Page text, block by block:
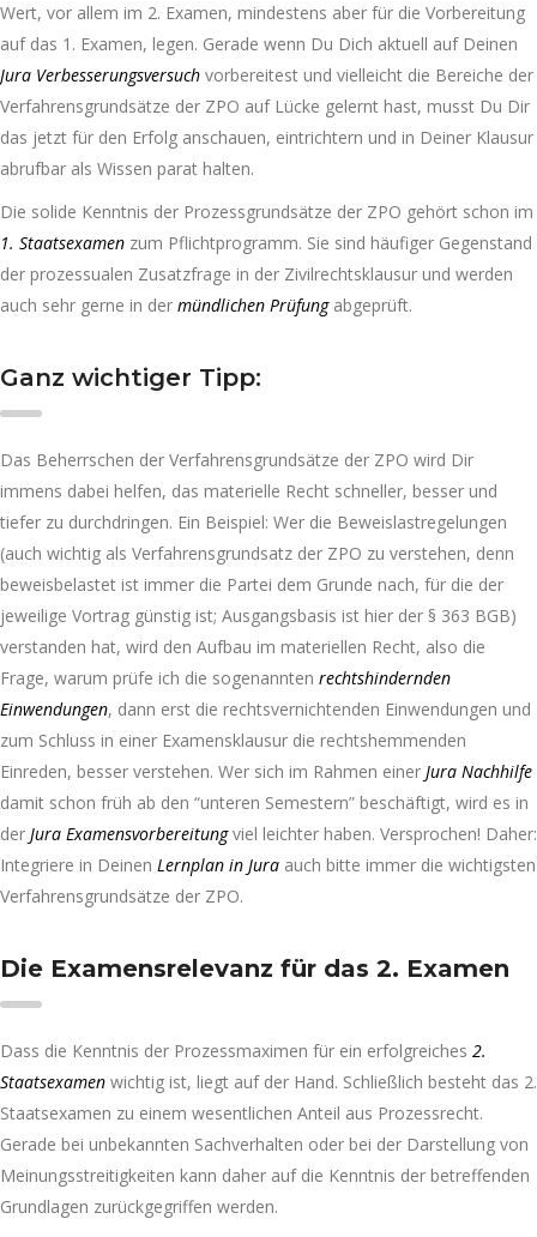
Wert, vor allem im 2. Examen, mindestens aber für die Vorbereitung
auf das 1. Examen, legen. Gerade wenn Du Dich aktuell auf Deinen
Jura Verbesserungsversuch vorbereitest und vielleicht die Bereiche der
Verfahrensgrundsätze der ZPO auf Lücke gelernt hast, musst Du Dir
das jetzt für den Erfolg anschauen, eintrichtern und in Deiner Klausur
abrufbar als Wissen parat halten.
Die solide Kenntnis der Prozessgrundsätze der ZPO gehört schon im
1. Staatsexamen zum Pflichtprogramm. Sie sind häufiger Gegenstand
der prozessualen Zusatzfrage in der Zivilrechtsklausur und werden
auch sehr gerne in der mündlichen Prüfungabgeprüft.
Ganz wichtiger Tipp:
Das Beherrschen der Verfahrensgrundsätze der ZPO wird Dir
immens dabei helfen, das materielle Recht schneller, besser und
tiefer zu durchdringen. Ein Beispiel: Wer die Beweislastregelungen
(auch wichtig als Verfahrensgrundsatz der ZPO zu verstehen, denn
beweisbelastet ist immer die Partei dem Grunde nach, für die der
jeweilige Vortrag günstig ist; Ausgangsbasis ist hier der § 363 BGB)
verstanden hat, wird den Aufbau im materiellen Recht, also die
Frage, warum prüfe ich die sogenannten rechtshindernden
Einwendungen, dann erst die rechtsvernichtenden Einwendungen und
zum Schluss in einer Examensklausur die rechtshemmenden
Einreden, besser verstehen. Wer sich im Rahmen einer Jura Nachhilfe
damit schon früh ab den “unteren Semestern” beschäftigt, wird es in
der Jura Examensvorbereitung viel leichter haben. Versprochen! Daher:
Integriere in Deinen Lernplan in Jura auch bitte immer die wichtigsten
Verfahrensgrundsätze der ZPO.
Die Examensrelevanz für das 2. Examen
Dass die Kenntnis der Prozessmaximen für ein erfolgreiches 2.
Staatsexamen wichtig ist, liegt auf der Hand. Schließlich besteht das 2.
Staatsexamen zu einem wesentlichen Anteil aus Prozessrecht.
Gerade bei unbekannten Sachverhalten oder bei der Darstellung von
Meinungsstreitigkeiten kann daher auf die Kenntnis der betreffenden
Grundlagen zurückgegriffen werden.